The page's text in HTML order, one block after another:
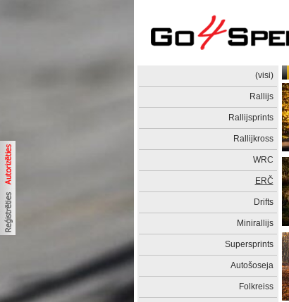
(visi)
Rallijs
Rallijsprints
Rallijkross
WRC
ERČ
Drifts
Minirallijs
Supersprints
Autošoseja
Folkreiss